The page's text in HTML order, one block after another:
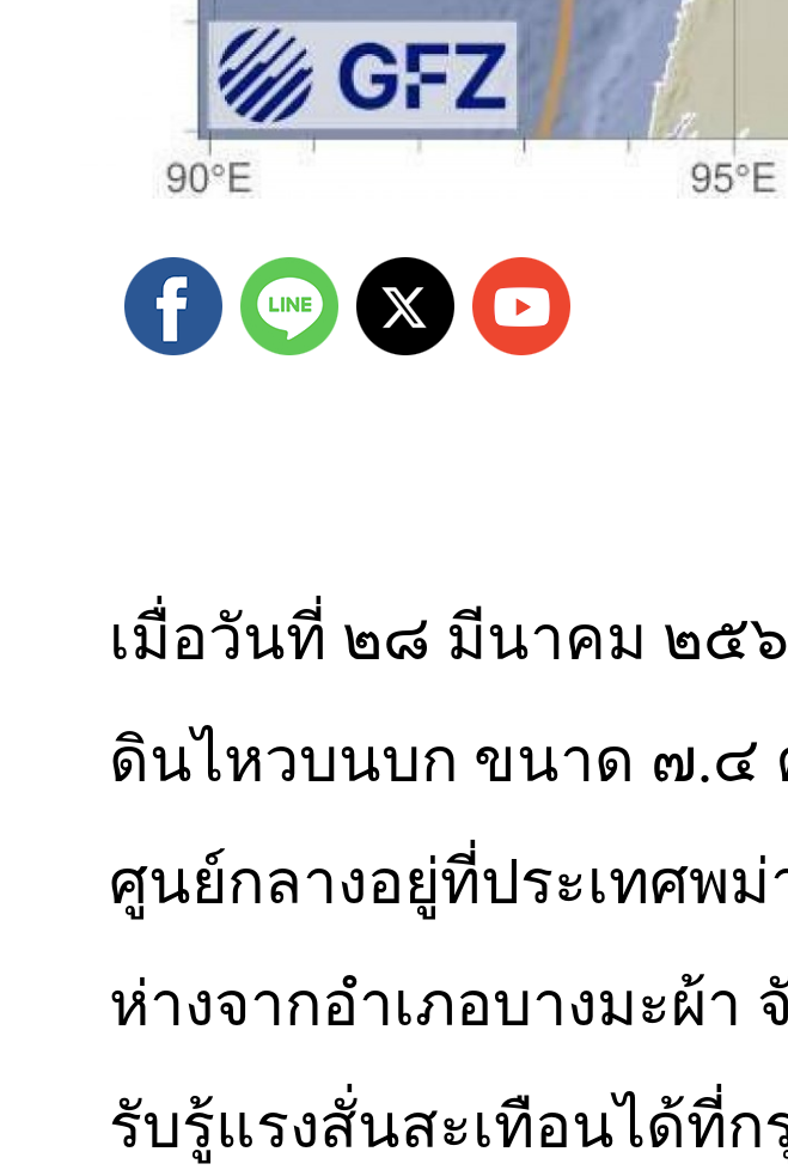
เมื่อวันที่ ๒๘ มีนาคม ๒๕
ดินไหวบนบก ขนาด ๗.๔
ศูนย์กลางอยู่ที่ประเทศพม่
ห่างจากอำเภอบางมะผ้
รับรู้แรงสั่นสะเทือนได้ที่